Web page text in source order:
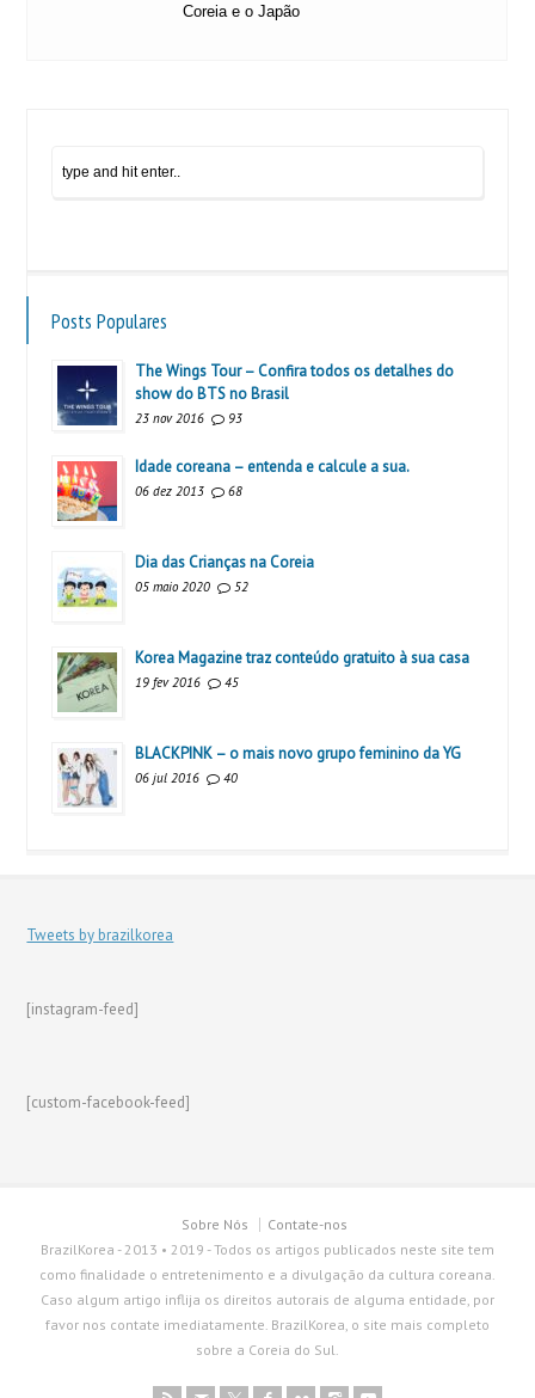
Coreia e o Japão
Posts Populares
The Wings Tour – Confira todos os detalhes do
show do BTS no Brasil
23 nov 2016 93
Idade coreana – entenda e calcule a sua.
06 dez 2013 68
Dia das Crianças na Coreia
05 maio 2020 52
Korea Magazine traz conteúdo gratuito à sua casa
19 fev 2016 45
BLACKPINK – o mais novo grupo feminino da YG
06 jul 2016 40
Tweets by brazilkorea
[instagram-feed]
[custom-facebook-feed]
Sobre Nós
Contate-nos
BrazilKorea - 2013 • 2019 - Todos os artigos publicados neste site tem
como finalidade o entretenimento e a divulgação da cultura coreana.
Caso algum artigo inflija os direitos autorais de alguma entidade, por
favor nos contate imediatamente. BrazilKorea, o site mais completo
sobre a Coreia do Sul.